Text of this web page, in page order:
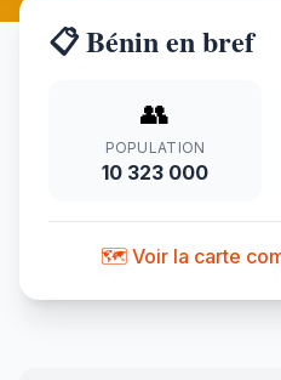
📋 Bénin en bref
👥
POPULATION
10 323 000
🗺️ Voir la carte